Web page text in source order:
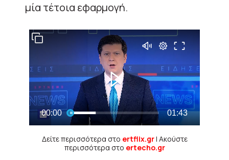
μία τέτοια εφαρμογή.
Δείτε περισσότερα στο ertflix.gr| Ακούστε
περισσότερα στο ertecho.gr